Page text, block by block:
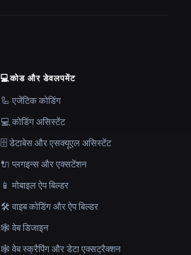
💻कोड और डेवलपमेंट
🦾 एजेंटिक कोडिंग
💻 कोडिंग असिस्टेंट
🗄️ डेटाबेस और एसक्यूएल असिस्टेंट
🔌 प्लगइन्स और एक्सटेंशन
📱 मोबाइल ऐप बिल्डर
🛠️ वाइब कोडिंग और ऐप बिल्डर
🕸 वेब डिजाइन
🕸️ वेब स्क्रैपिंग और डेटा एक्सट्रैक्शन